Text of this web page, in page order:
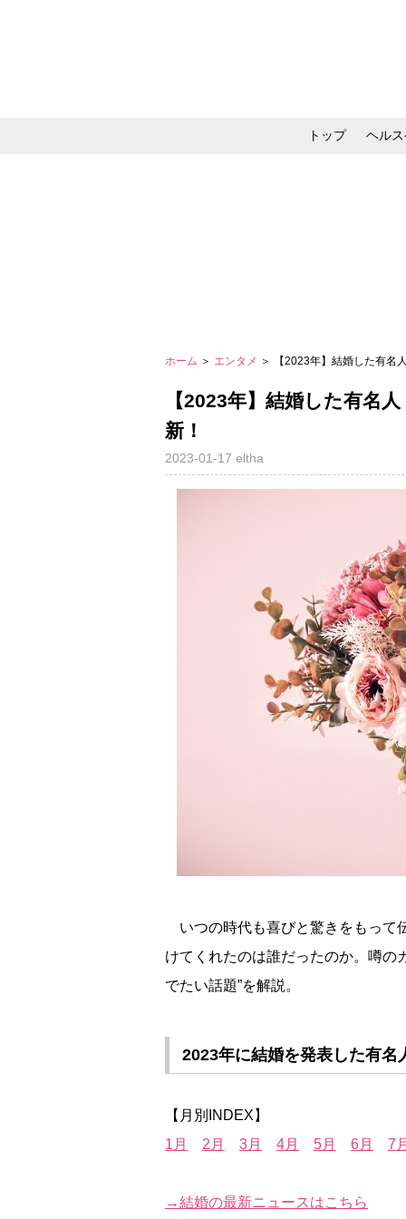
トップ ヘル
ホーム ＞ エンタメ ＞ 【2023年】結婚した有
【2023年】結婚した有名
新！
2023-01-17 eltha
いつの時代も喜びと驚きをもって
けてくれたのは誰だったのか。噂の
でたい話題”を解説。
2023年に結婚を発表した有名
【月別INDEX】
1月
2月 3月 4月 5月 6月 7
→結婚の最新ニュースはこちら